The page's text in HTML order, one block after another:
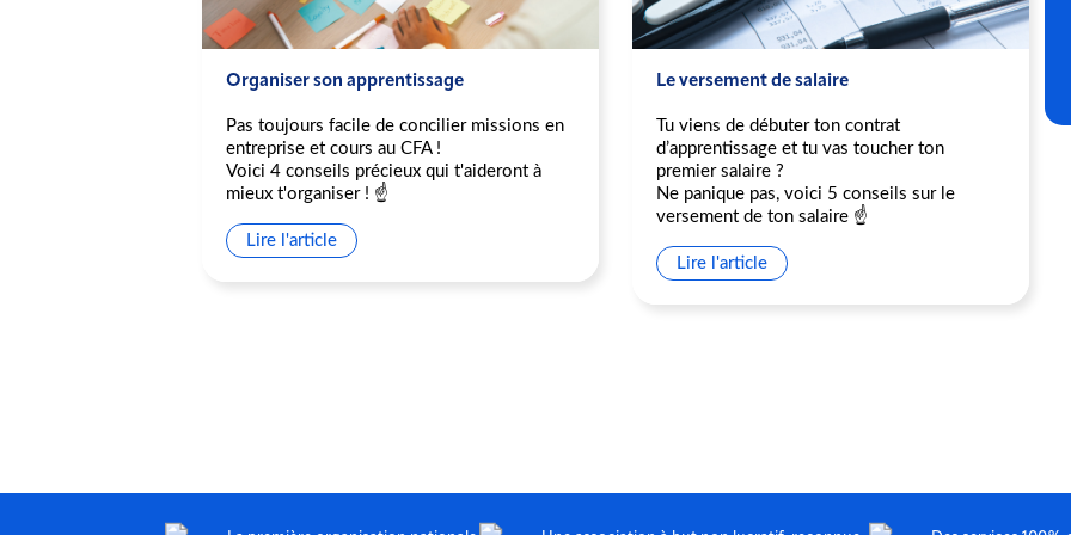
Organiser son apprentissage
Pas toujours facile de concilier missions en
entreprise et cours au CFA !
Voici 4 conseils précieux qui t'aideront à
mieux t'organiser ! ☝️
Lire l'article
Le versement de salaire
Tu viens de débuter ton contrat
d’apprentissage et tu vas toucher ton
premier salaire ?
Ne panique pas, voici 5 conseils sur le
versement de ton salaire ☝️
Lire l'article